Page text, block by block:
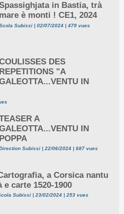
in Bastia, trà
mare è monti ! CE1, 2024
Subissi | 02/07/2024 | 479 vues
DES
REPETITIONS "A
IN
A
IN
POPPA
Subissi | 22/06/2024 | 687 vues
a Corsica nantu
e carte 1520-1900
Subissi | 23/02/2024 | 253 vues